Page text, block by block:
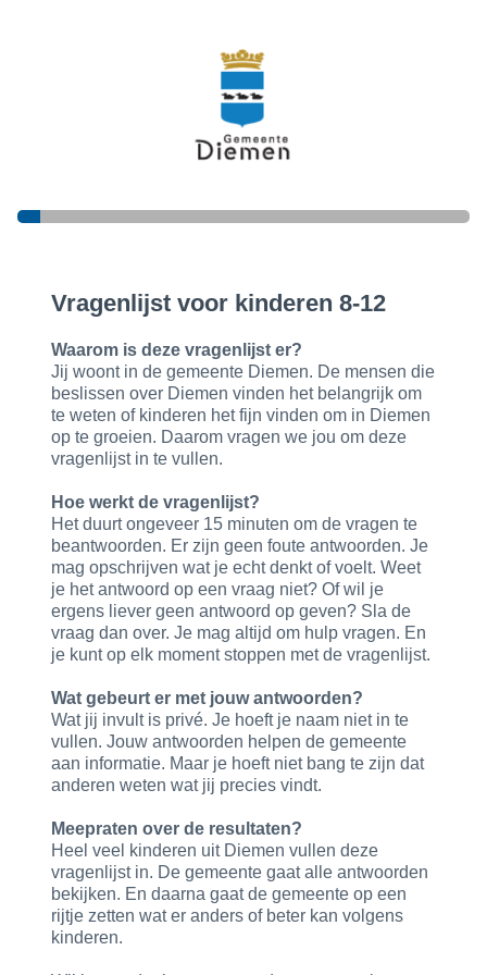
Vragenlijst voor kinderen 8-12
Waarom is deze vragenlijst er?
Jij woont in de gemeente Diemen. De mensen die
beslissen over Diemen vinden het belangrijk om
te weten of kinderen het fijn vinden om in Diemen
op te groeien. Daarom vragen we jou om deze
vragenlijst in te vullen.
Hoe werkt de vragenlijst?
Het duurt ongeveer 15 minuten om de vragen te
beantwoorden. Er zijn geen foute antwoorden. Je
mag opschrijven wat je echt denkt of voelt. Weet
je het antwoord op een vraag niet? Of wil je
ergens liever geen antwoord op geven? Sla de
vraag dan over. Je mag altijd om hulp vragen. En
je kunt op elk moment stoppen met de vragenlijst.
Wat gebeurt er met jouw antwoorden?
Wat jij invult is privé. Je hoeft je naam niet in te
vullen. Jouw antwoorden helpen de gemeente
aan informatie. Maar je hoeft niet bang te zijn dat
anderen weten wat jij precies vindt.
Meepraten over de resultaten?
Heel veel kinderen uit Diemen vullen deze
vragenlijst in. De gemeente gaat alle antwoorden
bekijken. En daarna gaat de gemeente op een
rijtje zetten wat er anders of beter kan volgens
kinderen.